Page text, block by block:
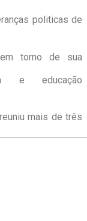
politicas de
em torno de sua
e educação
mais de três